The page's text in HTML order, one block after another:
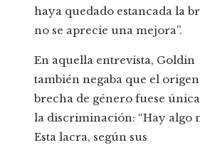
haya quedado estancada la
no se aprecie una mejora”.
En aquella entrevista, Goldin
también negaba que el
brecha de género fuese
la discriminación: “Hay algo
Esta lacra, según sus